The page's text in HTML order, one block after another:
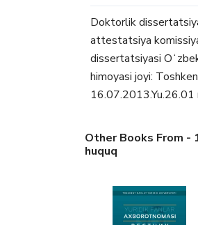
Doktorlik
attestatsiya
dissertatsiyasi
himoyasi joyi:
Other Books From -
huquq